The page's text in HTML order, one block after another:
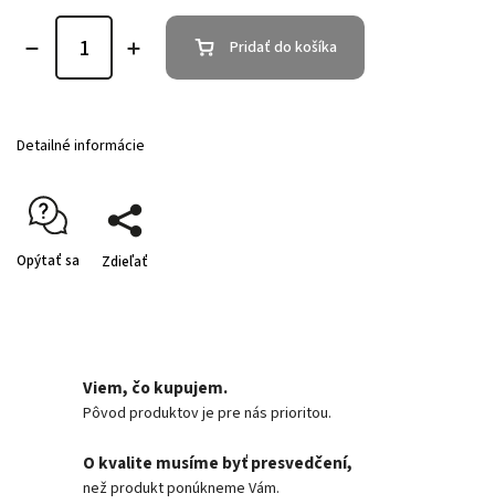
Pridať do košíka
Detailné informácie
Opýtať sa Zdieľať
Viem, čo kupujem.
Pôvod produktov je pre nás prioritou.
O kvalite musíme byť presvedčení,
než produkt ponúkneme Vám.